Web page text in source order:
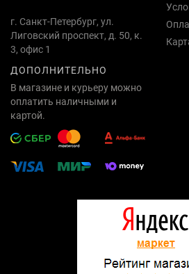
г. Санкт-Петербург, ул.
Лиговский проспект, д. 50, к.
3, офис 1
ДОПОЛНИТЕЛЬНО
В магазине и курьеру можно
оплатить наличными и
картой.